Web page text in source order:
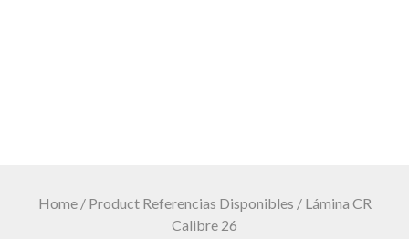
Home/ Product Referencias Disponibles / Lámina CR
Calibre 26